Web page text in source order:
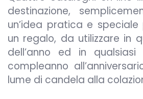
destinazione,
un’idea pratica e
un regalo, da utilizzare in
dell’anno ed in
compleanno
lume di candela alla